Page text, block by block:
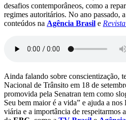
desafios contemporâneos, como a
regimes autoritários. No ano passado,
conteúdos na Agência Brasil e
Ainda falando sobre conscientização,
Nacional de Trânsito em 18 de
promovida pela Senatran tem como
Seu bem maior é a vida” e ajuda a nos
viária e a importância de respeitarmos